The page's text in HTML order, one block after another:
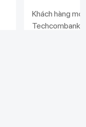
Khách hàng
Techcombank,